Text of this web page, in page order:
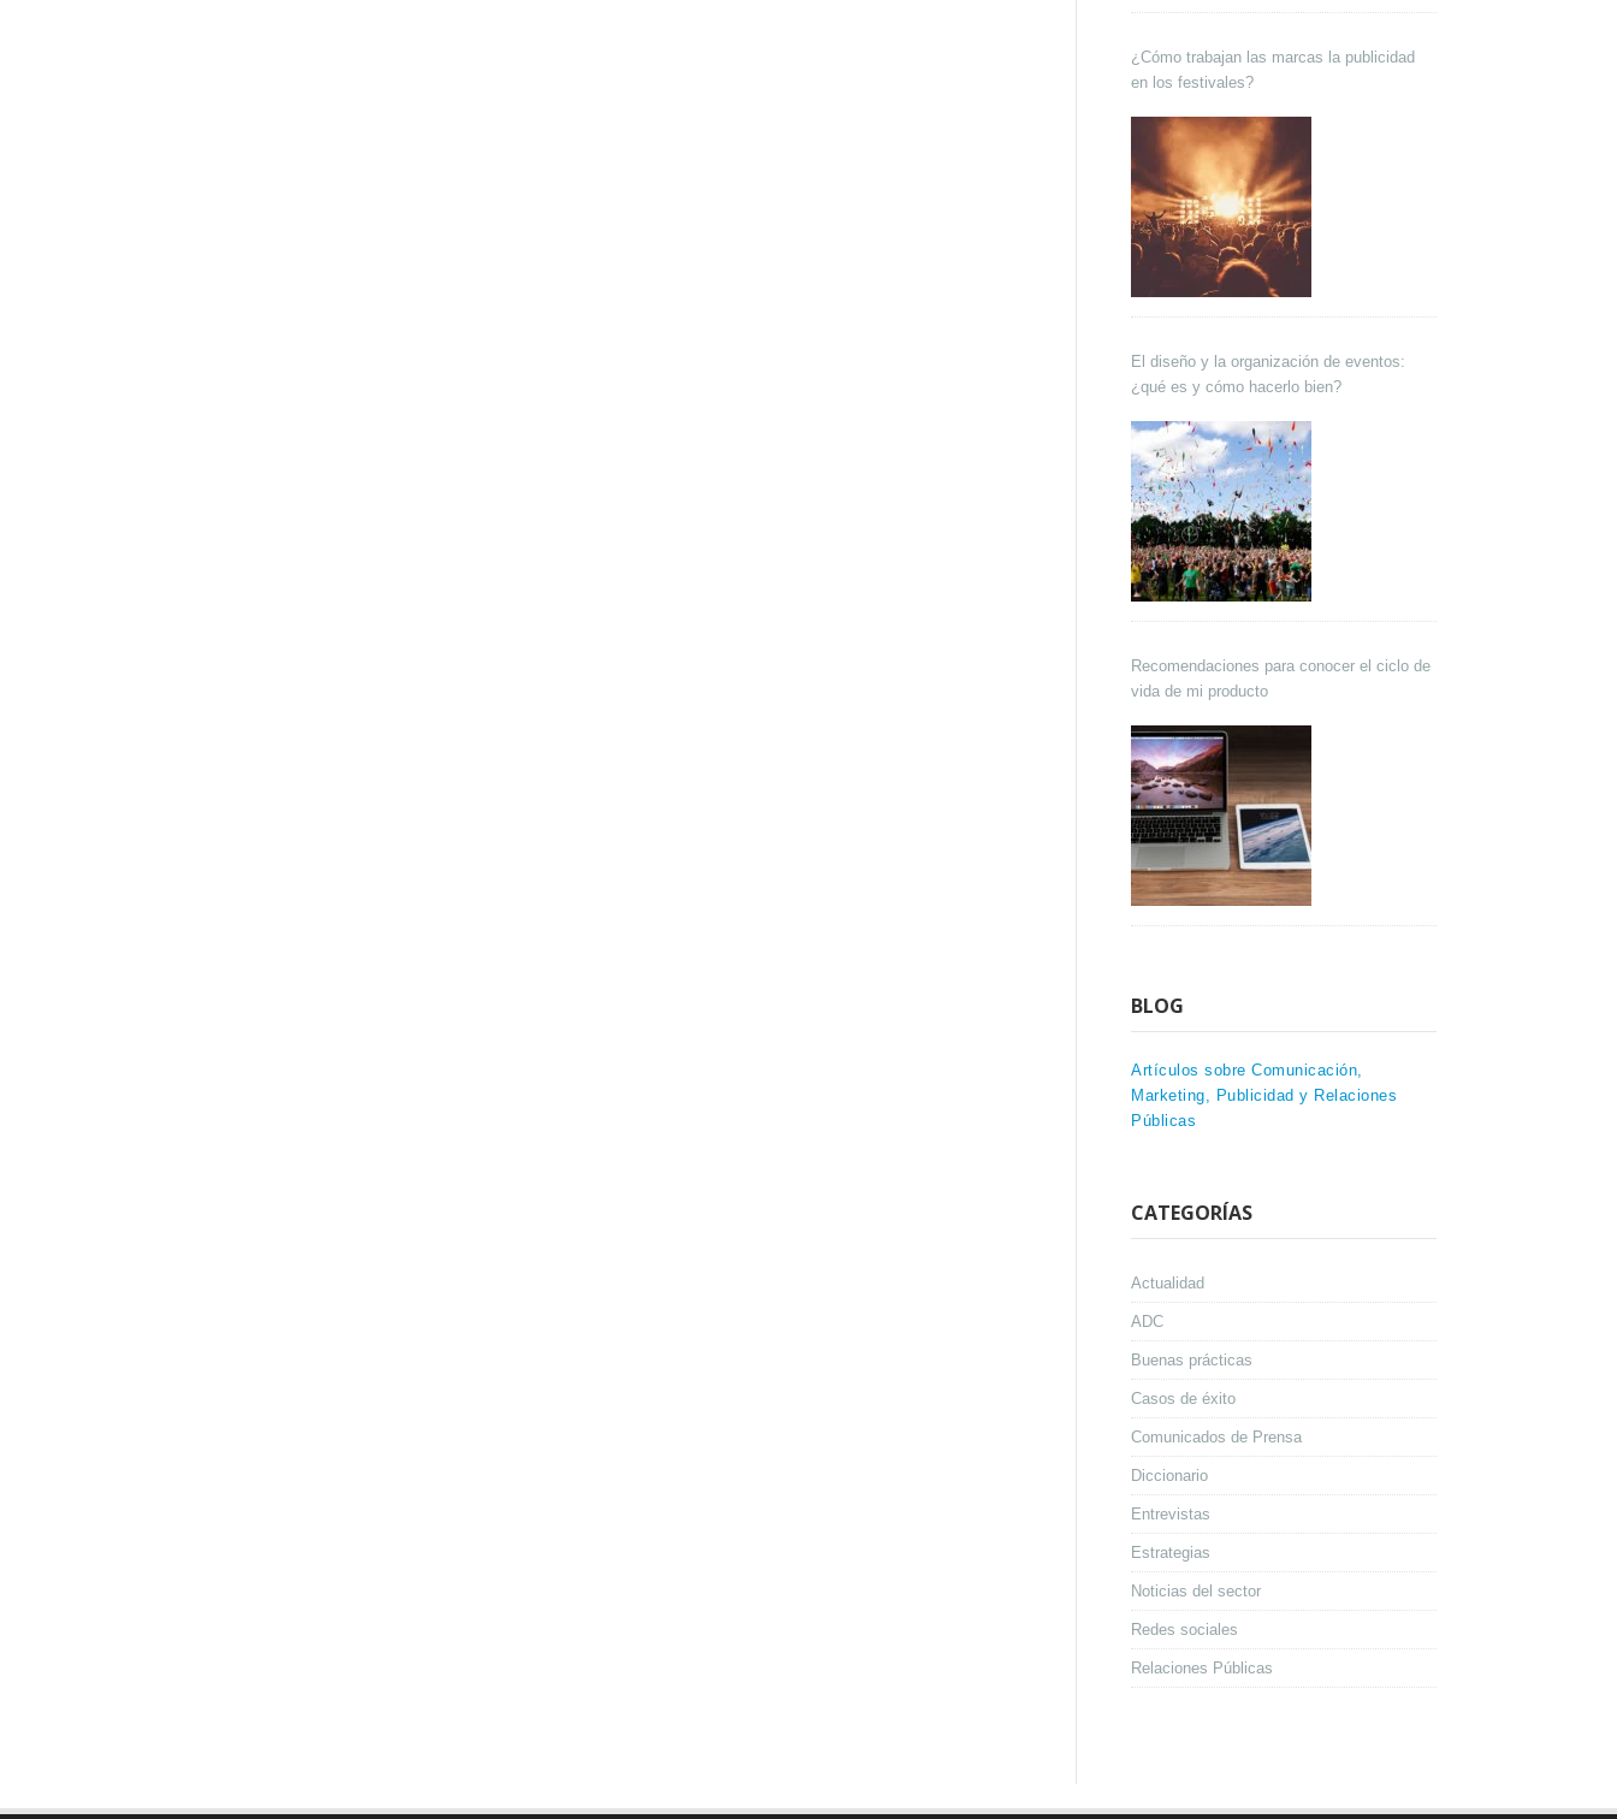
¿Cómo trabajan las marcas la publicidad
en los festivales?
El diseño y la organización de eventos:
¿qué es y cómo hacerlo bien?
Recomendaciones para conocer el ciclo de
vida de mi producto
BLOG
Artículos sobre Comunicación,
Marketing, Publicidad y Relaciones
Públicas
CATEGORÍAS
Actualidad
ADC
Buenas prácticas
Casos de éxito
Comunicados de Prensa
Diccionario
Entrevistas
Estrategias
Noticias del sector
Redes sociales
Relaciones Públicas